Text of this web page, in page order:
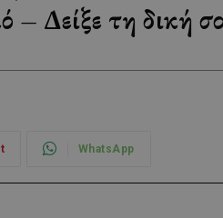
– Δείξε τη δική
WhatsApp